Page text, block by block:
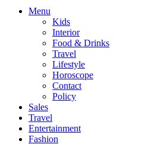
Menu
Kids
Interior
Food & Drinks
Travel
Lifestyle
Horoscope
Contact
Policy
Sales
Travel
Entertainment
Fashion